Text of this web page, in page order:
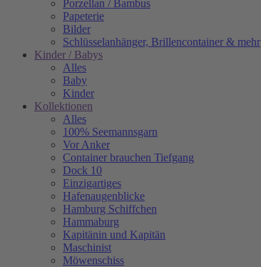
Porzellan / Bambus
Papeterie
Bilder
Schlüsselanhänger, Brillencontainer & mehr
Kinder / Babys
Alles
Baby
Kinder
Kollektionen
Alles
100% Seemannsgarn
Vor Anker
Container brauchen Tiefgang
Dock 10
Einzigartiges
Hafenaugen­blicke
Hamburg Schiffchen
Hammaburg
Kapitänin und Kapitän
Maschinist
Möwenschiss